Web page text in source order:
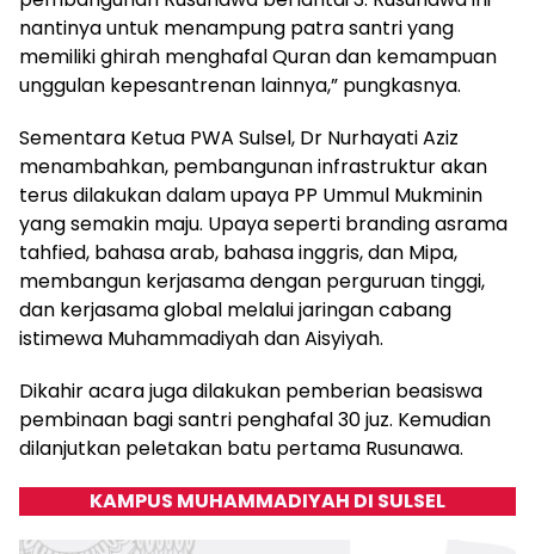
nantinya untuk menampung patra santri yang
memiliki ghirah menghafal Quran dan kemampuan
unggulan kepesantrenan lainnya,” pungkasnya.
Sementara Ketua PWA Sulsel, Dr Nurhayati Aziz
menambahkan, pembangunan infrastruktur akan
terus dilakukan dalam upaya PP Ummul Mukminin
yang semakin maju. Upaya seperti branding asrama
tahfied, bahasa arab, bahasa inggris, dan Mipa,
membangun kerjasama dengan perguruan tinggi,
dan kerjasama global melalui jaringan cabang
istimewa Muhammadiyah dan Aisyiyah.
Dikahir acara juga dilakukan pemberian beasiswa
pembinaan bagi santri penghafal 30 juz. Kemudian
dilanjutkan peletakan batu pertama Rusunawa.
KAMPUS MUHAMMADIYAH DI SULSEL